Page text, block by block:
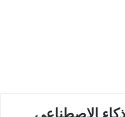
الاصطناعي